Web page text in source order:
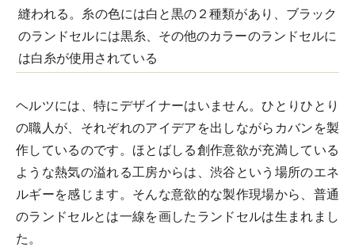
縫われる。糸の色には白と黒の２種類があり、ブラック
のランドセルには黒糸、その他のカラーのランドセルに
は白糸が使用されている
ヘルツには、特にデザイナーはいません。ひとりひとり
の職人が、それぞれのアイデアを出しながらカバンを製
作しているのです。ほとばしる創作意欲が充満している
ような熱気の溢れる工房からは、渋谷という場所のエネ
ルギーを感じます。そんな意欲的な製作現場から、普通
のランドセルとは一線を画したランドセルは生まれまし
た。